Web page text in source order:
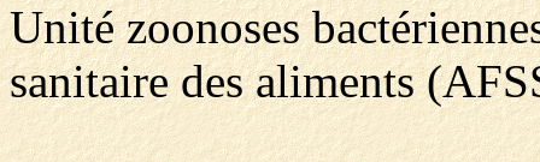
Unité zoonoses
sanitaire des aliments